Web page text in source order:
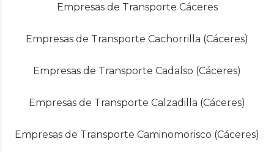
Empresas de Transporte Cáceres
Empresas de Transporte Cachorrilla (Cáceres)
Empresas de Transporte Cadalso (Cáceres)
Empresas de Transporte Calzadilla (Cáceres)
Empresas de Transporte Caminomorisco (Cáceres)